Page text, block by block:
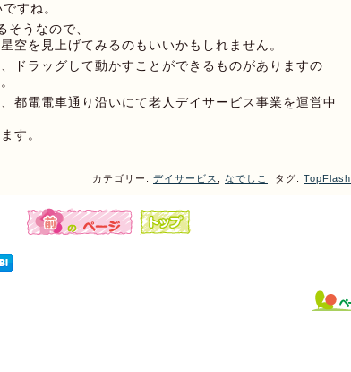
すね。
そうなので、
空を見上げてみるのもいいかもしれません。
ドラッグして動かすことができるものがありますの
都電電車通り沿いにて老人デイサービス事業を運営中
す。
カテゴリー: デイサービス なでしこ タグ: TopFlash